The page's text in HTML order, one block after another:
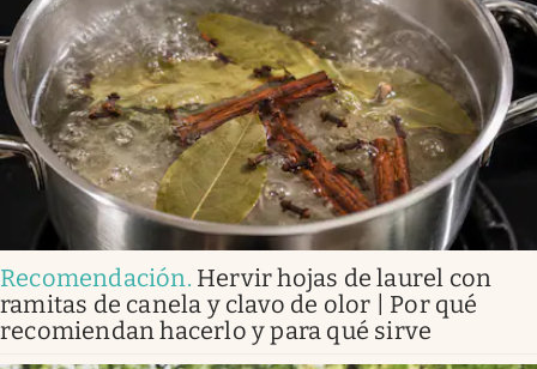
Recomendación. Hervir hojas de laurel con
ramitas de canela y clavo de olor | Por qué
recomiendan hacerlo y para qué sirve